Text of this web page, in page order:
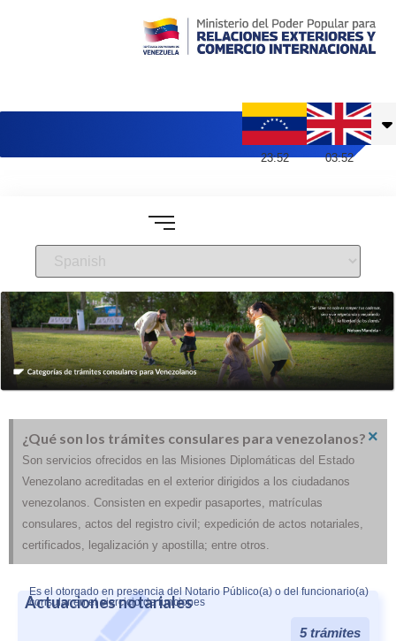
23:52 03:52
¿Qué son los trámites consulares para venezolanos?
Son servicios ofrecidos en las Misiones Diplomáticas del Estado
Venezolano acreditadas en el exterior dirigidos a los ciudadanos
venezolanos. Consisten en expedir pasaportes, matrículas
consulares, actos del registro civil; expedición de actos notariales,
certificados, legalización y apostilla; entre otros.
×
Actuaciones notariales
Es el otorgado en presencia del Notario Público(a) o del funcionario(a)
consular en el ejercicio de funciones
5 trámites